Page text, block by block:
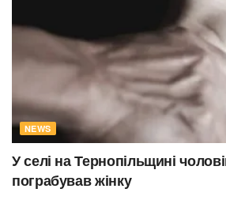
NEWS
У селі на Тернопільщині
пограбував жінку